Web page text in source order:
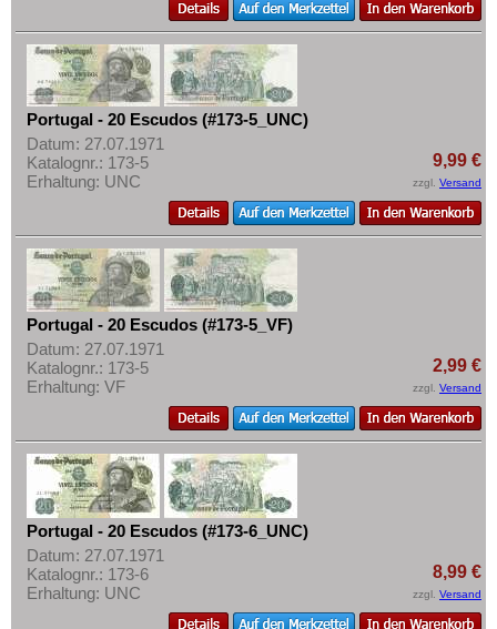
Portugal - 20 Escudos (#173-5_UNC)
Datum: 27.07.1971
Katalognr.: 173-5
Erhaltung: UNC
9,99 €
zzgl. Versand
Portugal - 20 Escudos (#173-5_VF)
Datum: 27.07.1971
Katalognr.: 173-5
Erhaltung: VF
2,99 €
zzgl. Versand
Portugal - 20 Escudos (#173-6_UNC)
Datum: 27.07.1971
Katalognr.: 173-6
Erhaltung: UNC
8,99 €
zzgl. Versand